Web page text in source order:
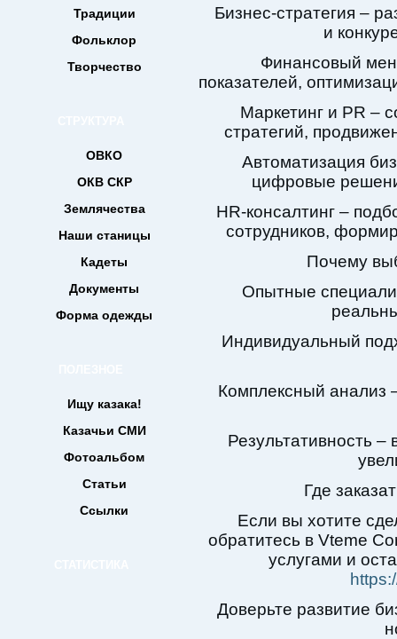
Традиции
Фольклор
Творчество
ОВКО
ОКВ СКР
Землячества
Наши станицы
Кадеты
Документы
Форма одежды
Ищу казака!
Казачьи СМИ
Фотоальбом
Статьи
Ссылки
Бизнес-стратегия –
и
Финансовый
показателей,
Маркетинг и PR –
стратегий,
Автоматизация
цифровые
HR-консалтинг –
сотрудников,
Почему
Опытные
Индивидуальный
Комплексный анализ
Результативность
Где
Если вы хотите
обратитесь в Vteme
услугами и
Доверьте развитие